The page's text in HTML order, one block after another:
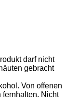
darf nicht
gebracht
Von offenen
fernhalten. Nicht